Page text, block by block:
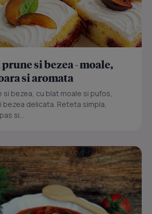
si bezea - moale,
si aromata
si bezea, cu blat moale si pufos,
delicata. Reteta simpla,
si...